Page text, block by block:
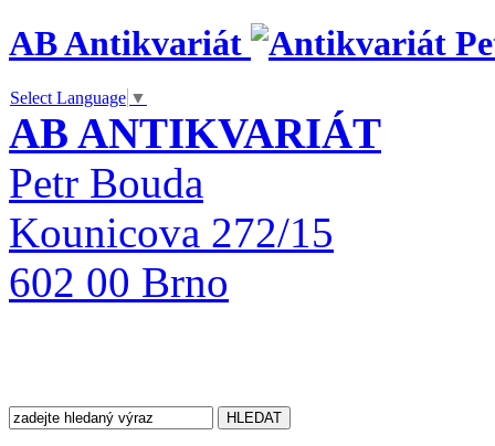
AB Antikvariát
Select Language ▼
AB ANTIKVARIÁT
Petr Bouda
Kounicova 272/15
602 00 Brno